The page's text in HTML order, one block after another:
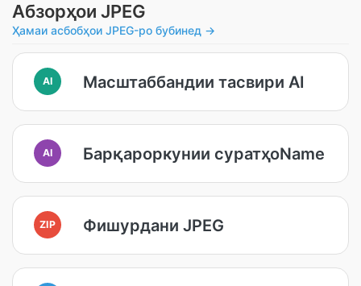
Абзорҳои JPEG
Ҳамаи асбобҳои JPEG-ро бубинед →
AI Масштаббандии тасвири AI
AI Барқароркунии суратҳоName
ZIP Фишурдани JPEG